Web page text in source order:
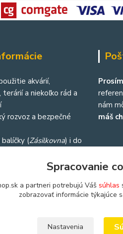
akvárií,
terárií a niekoľko rád a
rozvoz a bezpečné
balíčky (Zásilkovna) i do
nám
máš
Spracovanie
a partneri potrebujú Váš súhlas
zobrazovať informácie týkajúce
Nastavenia